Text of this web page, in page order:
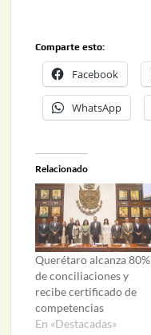
Comparte esto:
Facebook
WhatsApp
Relacionado
Querétaro alcanza 80%
de conciliaciones y
recibe certificado de
competencias
En «Destacadas»